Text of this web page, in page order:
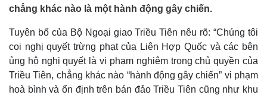
chẳng khác nào là một hành động gây chiến.
Tuyên bố của Bộ Ngoại giao Triều Tiên nêu rõ: “Chúng tôi
coi nghị quyết trừng phạt của Liên Hợp Quốc và các bên
ủng hộ nghị quyết là vi phạm nghiêm trọng chủ quyền của
Triều Tiên, chẳng khác nào “hành động gây chiến” vi phạm
hoà bình và ổn định trên bán đảo Triều Tiên cũng như khu